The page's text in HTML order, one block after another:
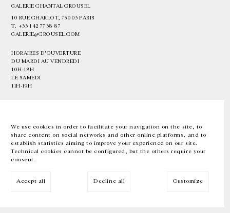
We use cookies in order to facilitate your navigation on the site, to
share content on social networks and other online platforms, and to
establish statistics aiming to improve your experience on our site.
Technical cookies cannot be configured, but the others require your
consent.
Accept all Decline all Customize
GALERIE CHANTAL CROUSEL
10 RUE CHARLOT, 75003 PARIS
T. +33 1 42 77 38 87
GALERIE@CROUSEL.COM
HORAIRES D'OUVERTURE
DU MARDI AU VENDREDI
10H-18H
LE SAMEDI
11H-19H
EN FR 中文 Facebook Instagram
Inscrivez-vous à notre newsletter